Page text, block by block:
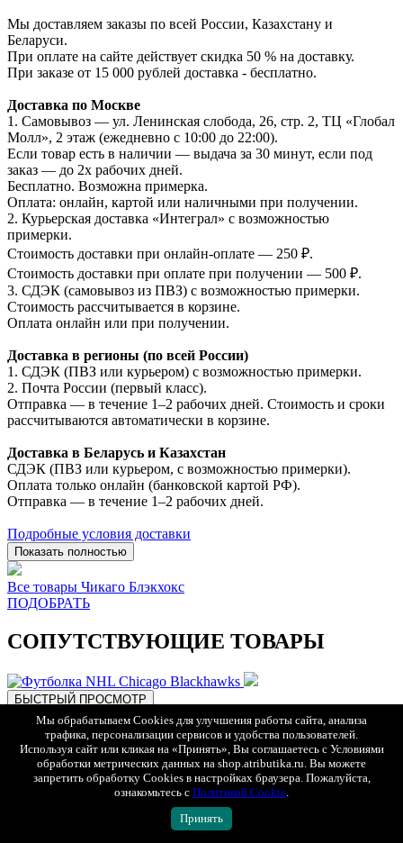
Мы доставляем заказы по всей России, Казахстану и
Беларуси.
При оплате на сайте действует скидка 50 % на доставку.
При заказе от 15 000 рублей доставка - бесплатно.
Доставка по Москве
1. Самовывоз — ул. Ленинская слобода, 26, стр. 2, ТЦ «Глобал
Молл», 2 этаж (ежедневно с 10:00 до 22:00).
Если товар есть в наличии — выдача за 30 минут, если под
заказ — до 2х рабочих дней.
Бесплатно. Возможна примерка.
Оплата: онлайн, картой или наличными при получении.
2. Курьерская доставка «Интеграл» с возможностью
примерки.
Стоимость доставки при онлайн-оплате — 250 ₽.
Стоимость доставки при оплате при получении — 500 ₽.
3. СДЭК (самовывоз из ПВЗ) с возможностью примерки.
Стоимость рассчитывается в корзине.
Оплата онлайн или при получении.
Доставка в регионы (по всей России)
1. СДЭК (ПВЗ или курьером) с возможностью примерки.
2. Почта России (первый класс).
Отправка — в течение 1–2 рабочих дней. Стоимость и сроки
рассчитываются автоматически в корзине.
Доставка в Беларусь и Казахстан
СДЭК (ПВЗ или курьером, с возможностью примерки).
Оплата только онлайн (банковской картой РФ).
Отправка — в течение 1–2 рабочих дней.
Подробные условия доставки
Показать полностью
Все товары Чикаго Блэкхокс
ПОДОБРАТЬ
СОПУТСТВУЮЩИЕ ТОВАРЫ
БЫСТРЫЙ ПРОСМОТР
Мы обрабатываем Cookies для улучшения работы сайта, анализа
трафика, персонализации сервисов и удобства пользователей.
Используя сайт или кликая на «Принять», Вы соглашаетесь с Условиями
обработки метрических данных на shop.atributika.ru. Вы можете
запретить обработку Cookies в настройках браузера. Пожалуйста,
ознакомьтесь с Политикой Cookie.
Принять